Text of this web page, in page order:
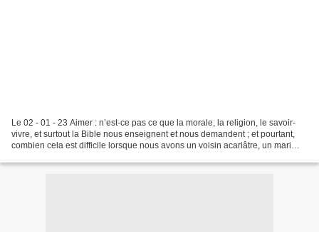
Le 02 - 01 - 23 Aimer : n’est-ce pas ce que la morale, la religion, le savoir-
vivre, et surtout la Bible nous enseignent et nous demandent ; et pourtant,
combien cela est difficile lorsque nous avons un voisin acariâtre, un mari